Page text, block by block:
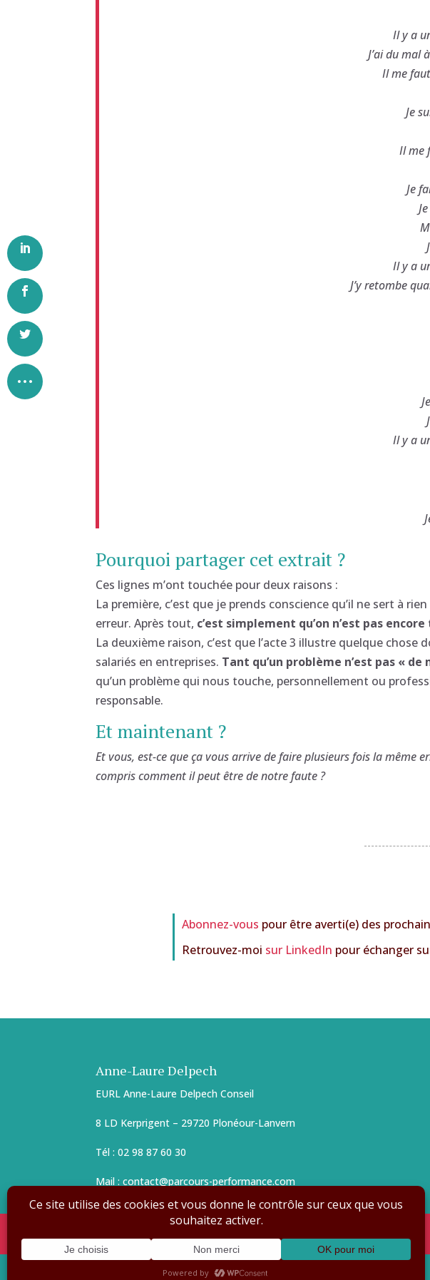
Il y a
J’ai du mal
Il me
Je
Il me
Je
Il y a
J’y retombe
Il y a
Pourquoi partager cet extrait ?
Ces lignes m’ont touchée pour deux raisons :
La première, c’est que je prends conscience qu’il ne sert à
erreur. Après tout, c’est simplement qu’on n’est pas
La deuxième raison, c’est que l’acte 3 illustre quelque
salariés en entreprises. Tant qu’un problème n’est pas «
qu’un problème qui nous touche, personnellement ou
responsable.
Et maintenant ?
Et vous, est-ce que ça vous arrive de faire plusieurs fois la même
compris comment il peut être de notre faute ?
Abonnez-vous pour être averti(e) des
Retrouvez-moi sur LinkedIn pour échanger
Anne-Laure Delpech
EURL Anne-Laure Delpech Conseil
8 LD Kerprigent – 29720 Plonéour-Lanvern
Tél : 02 98 87 60 30
Mail : contact@parcours-performance.com
Elegant Themes| Propulsé par